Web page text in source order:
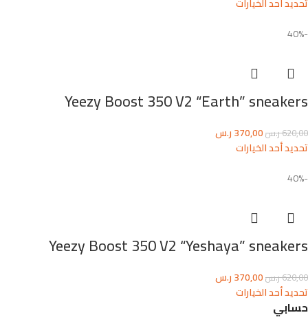
-40%
Yeezy Boost 350 V2 “Earth” sneakers
620,00ر.س370,00ر.س
تحديد أحد الخيارات
-40%
Yeezy Boost 350 V2 “Yeshaya” sneakers
620,00ر.س370,00ر.س
تحديد أحد الخيارات
حسابي